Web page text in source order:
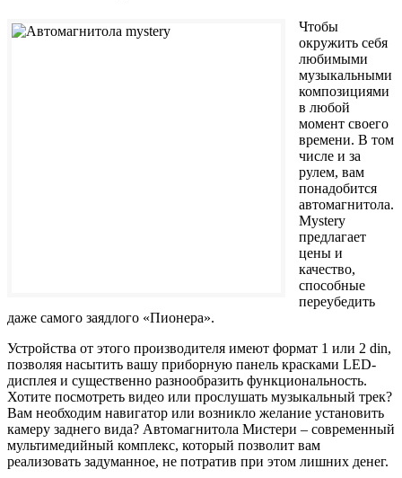
Чтобы
окружить себя
любимыми
музыкальными
композициями
в любой
момент своего
времени. В том
числе и за
рулем, вам
понадобится
автомагнитола.
Mystery
предлагает
цены и
качество,
способные
переубедить
даже самого заядлого «Пионера».
Устройства от этого производителя имеют формат 1 или 2 din,
позволяя насытить вашу приборную панель красками LED-
дисплея и существенно разнообразить функциональность.
Хотите посмотреть видео или прослушать музыкальный трек?
Вам необходим навигатор или возникло желание установить
камеру заднего вида? Автомагнитола Мистери – современный
мультимедийный комплекс, который позволит вам
реализовать задуманное, не потратив при этом лишних денег.